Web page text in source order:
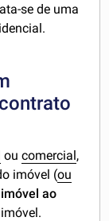
se de uma
oucomercial,
imóvel (ou
ao